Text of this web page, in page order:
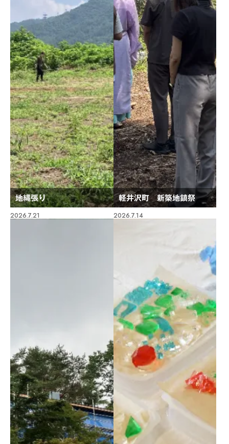
地縄張り 軽井沢町 新築地鎮祭
2026.7.21 2026.7.14